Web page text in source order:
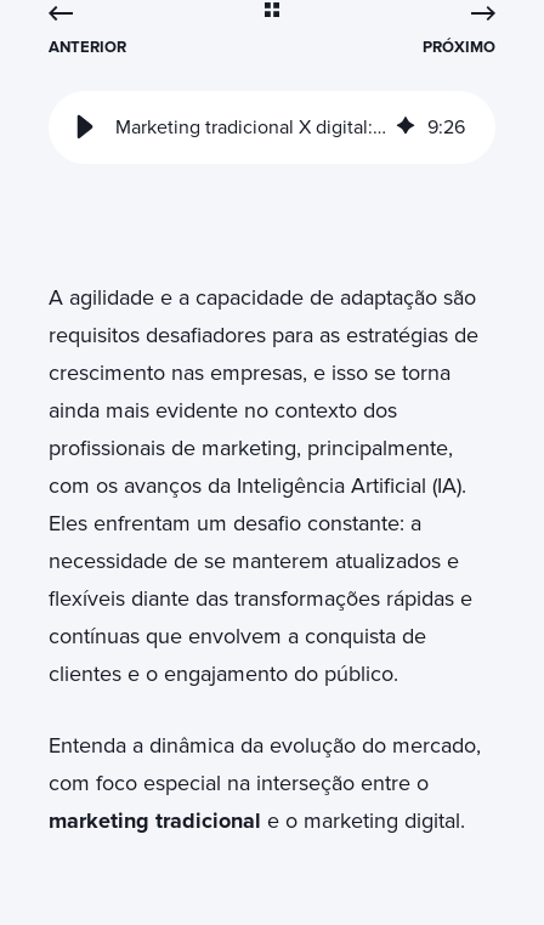
ANTERIOR PRÓXIMO
Marketing tradicional X digital: explore o melhor das estratégias 9:26
A agilidade e a capacidade de adaptação são
requisitos desafiadores para as estratégias de
crescimento nas empresas, e isso se torna
ainda mais evidente no contexto dos
profissionais de marketing, principalmente,
com os avanços da Inteligência Artificial (IA).
Eles enfrentam um desafio constante: a
necessidade de se manterem atualizados e
flexíveis diante das transformações rápidas e
contínuas que envolvem a conquista de
clientes e o engajamento do público.
Entenda a dinâmica da evolução do mercado,
com foco especial na interseção entre o
marketing tradicional e o marketing digital.